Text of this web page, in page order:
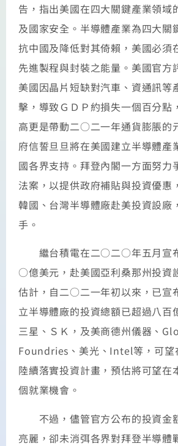
告，指出美國在四大關鍵產業領域
及國家安全。半導體產業為四大關
抗中國及降低對其倚賴，美國必須
先進製程與封裝之能量。美國官
美國因晶片短缺對汽車、資通訊等
擊，導致ＧＤＰ約損失一個百分點
高更是帶動二○二一年通貨膨脹的
府信誓旦旦將在美國建立半導體產
國各界支持。拜登內閣一方面努力
法案，以提供政府補貼與投資優惠
韓國、台灣半導體廠赴美投資設廠
手。
繼台積電在二○二○年五月宣
○億美元，赴美國亞利桑那州投資
估計，自二○二一年初以來，已宣
立半導體廠的投資總額已超過八百
三星、ＳＫ，及美商德州儀器、
Foundries、美光、Intel等，可
陸續落實投資計畫，預估將可望在
個就業機會。
不過，儘管官方公布的投資金
亮麗，卻未消弭各界對拜登半導體